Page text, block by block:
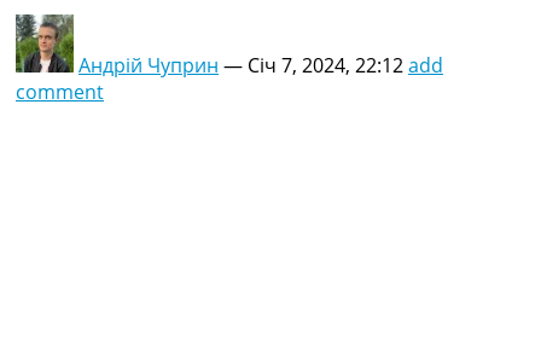
Андрій Чуприн — Січ 7, 2024, 22:12add
comment